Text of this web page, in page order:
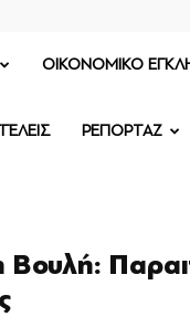
OIKONOMIKO
ΡΕΠΟΡΤΑΖ
Βουλή: